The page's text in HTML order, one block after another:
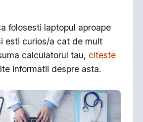
folosesti laptopul aproape
esti curios/a cat de mult
calculatorul tau, citeste
informatii despre asta.